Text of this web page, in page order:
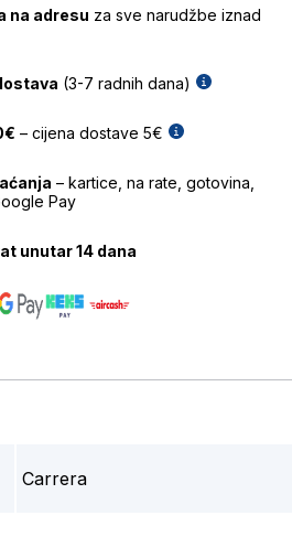
na adresu za sve narudžbe iznad
(3-7 radnih dana)
– cijena dostave 5€
– kartice, na rate, gotovina,
Pay
unutar 14 dana
Carrera